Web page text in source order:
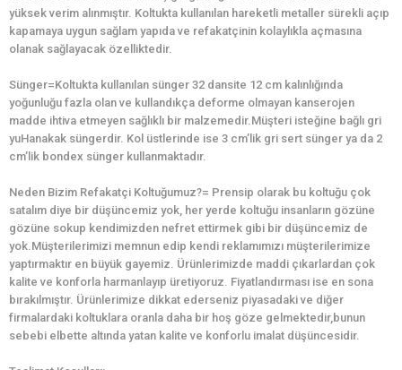
yüksek verim alınmıştır. Koltukta kullanılan hareketli metaller sürekli açıp
kapamaya uygun sağlam yapıda ve refakatçinin kolaylıkla açmasına
olanak sağlayacak özelliktedir.
Sünger=Koltukta kullanılan sünger 32 dansite 12 cm kalınlığında
yoğunluğu fazla olan ve kullandıkça deforme olmayan kanserojen
madde ihtiva etmeyen sağlıklı bir malzemedir.Müşteri isteğine bağlı gri
yuHanakak süngerdir. Kol üstlerinde ise 3 cm’lik gri sert sünger ya da 2
cm’lik bondex sünger kullanmaktadır.
Neden Bizim Refakatçi Koltuğumuz?= Prensip olarak bu koltuğu çok
satalım diye bir düşüncemiz yok, her yerde koltuğu insanların gözüne
gözüne sokup kendimizden nefret ettirmek gibi bir düşüncemiz de
yok.Müşterilerimizi memnun edip kendi reklamımızı müşterilerimize
yaptırmaktır en büyük gayemiz. Ürünlerimizde maddi çıkarlardan çok
kalite ve konforla harmanlayıp üretiyoruz. Fiyatlandırması ise en sona
bırakılmıştır. Ürünlerimize dikkat ederseniz piyasadaki ve diğer
firmalardaki koltuklara oranla daha bir hoş göze gelmektedir,bunun
sebebi elbette altında yatan kalite ve konforlu imalat düşüncesidir.